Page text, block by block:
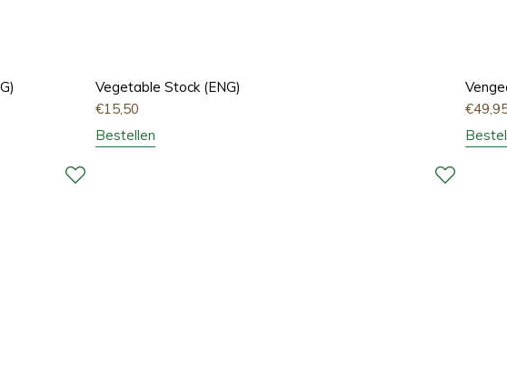
Vegetable Stock (ENG)
€15,50
Bestellen
€